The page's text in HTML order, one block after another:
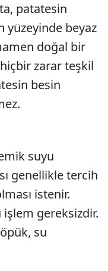
patatesin
yüzeyinde beyaz
doğal bir
hiçbir zarar teşkil
besin
suyu
genellikle tercih
istenir.
gereksizdir.
su